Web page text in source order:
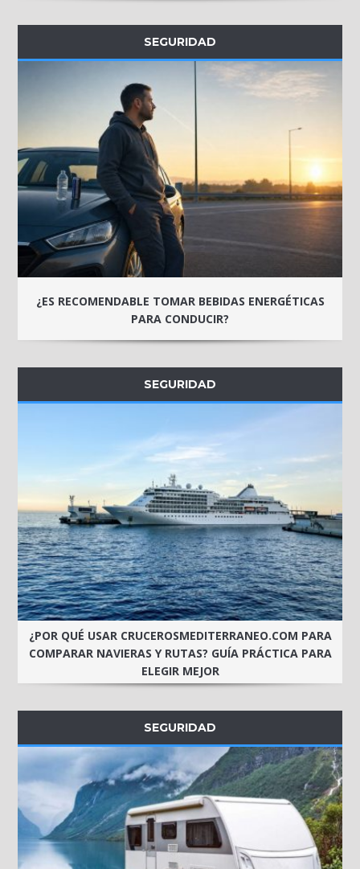
SEGURIDAD
¿ES RECOMENDABLE TOMAR BEBIDAS ENERGÉTICAS
PARA CONDUCIR?
SEGURIDAD
¿POR QUÉ USAR CRUCEROSMEDITERRANEO.COM PARA
COMPARAR NAVIERAS Y RUTAS? GUÍA PRÁCTICA PARA
ELEGIR MEJOR
SEGURIDAD